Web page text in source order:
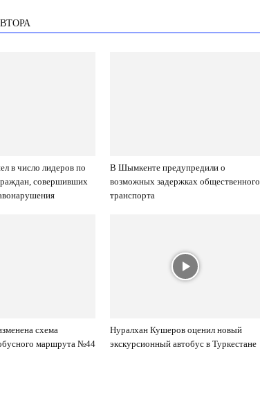
в число лидеров по
совершивших
В Шымкенте предупредили о
возможных задержках общественного
транспорта
схема
маршрута №44
Нуралхан Кушеров оценил новый
экскурсионный автобус в Туркестане